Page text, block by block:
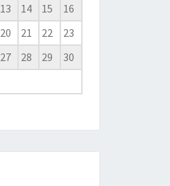
13 14 15
16
20 21 22
23
27 28 29
30